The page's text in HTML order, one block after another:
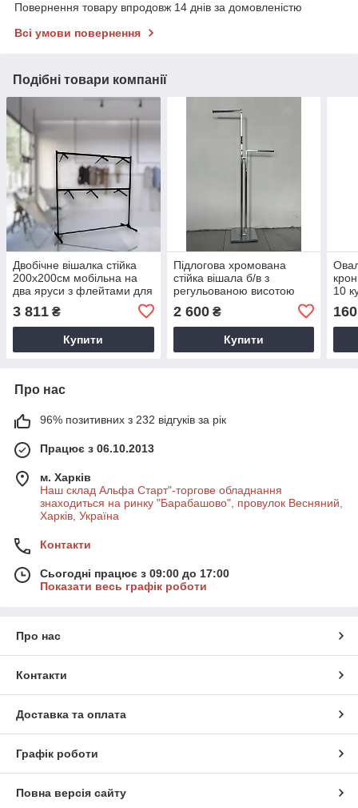
Повернення товару впродовж 14 днів за домовленістю
Всі умови повернення
Подібні товари компанії
Двобічне вішалка стійка
200х200см мобільна на
два яруси з флейтами для
3 811 ₴
Купити
Підлогова хромована
стійка вішала б/в з
регульованою висотою
ріжок на дві сторони для
одягу
2 600₴
Купити
10
160
Про нас
96% позитивних з 232 відгуків за рік
Працює з 06.10.2013
м. Харків
Наш склад Альфа Старт"-торгове обладнання
знаходиться на ринку "Барабашово", провулок Весняний,
Харків, Україна
Контакти
Сьогодні працює з 09:00 до 17:00
Показати весь графік роботи
Про нас
Контакти
Доставка та оплата
Графік роботи
Повна версія сайту